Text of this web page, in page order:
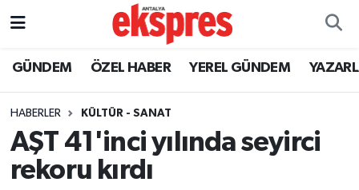
GÜNDEM ÖZEL HABER YEREL GÜNDEM
HABERLER KÜLTÜR - SANAT
AŞT 41'inci yılında seyirci
rekoru kırdı
ÖZEL HABER
YEREL GÜNDEM
EKONOMİ
Nöbetçi Eczaneler
Trafik Durumu
Süper Lig Puan Durumu ve Fikstür